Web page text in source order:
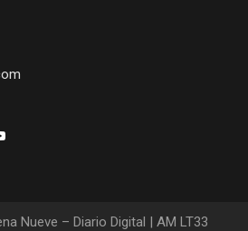
Nueve – Diario Digital | AM LT33